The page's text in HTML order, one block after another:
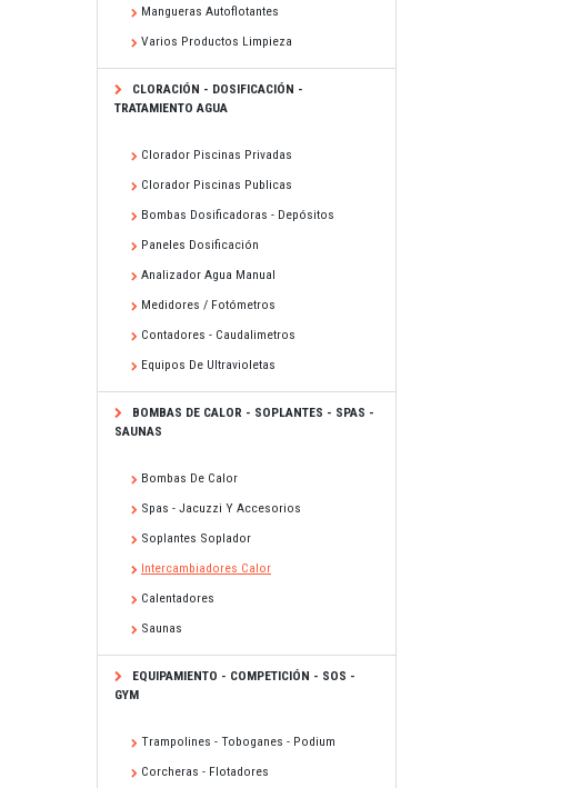
Mangueras Autoflotantes
Varios Productos Limpieza
CLORACIÓN - DOSIFICACIÓN -
TRATAMIENTO AGUA
Clorador Piscinas Privadas
Clorador Piscinas Publicas
Bombas Dosificadoras - Depósitos
Paneles Dosificación
Analizador Agua Manual
Medidores / Fotómetros
Contadores - Caudalimetros
Equipos De Ultravioletas
BOMBAS DE CALOR - SOPLANTES - SPAS -
SAUNAS
Bombas De Calor
Spas - Jacuzzi Y Accesorios
Soplantes Soplador
Intercambiadores Calor
Calentadores
Saunas
EQUIPAMIENTO - COMPETICIÓN - SOS -
GYM
Trampolines - Toboganes - Podium
Corcheras - Flotadores